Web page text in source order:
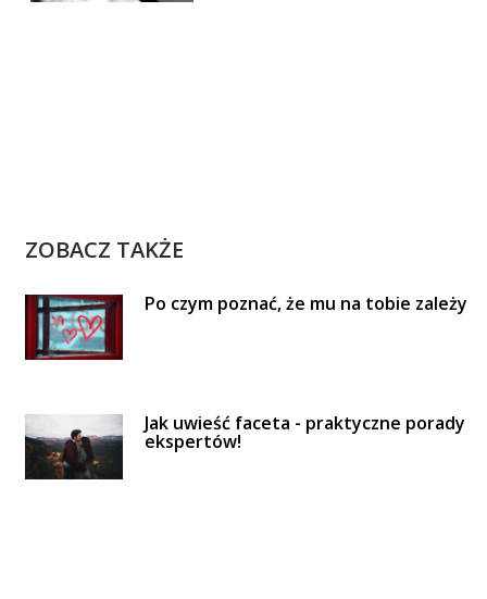
ZOBACZ TAKŻE
Po czym poznać, że mu na tobie zależy
Jak uwieść faceta - praktyczne porady
ekspertów!